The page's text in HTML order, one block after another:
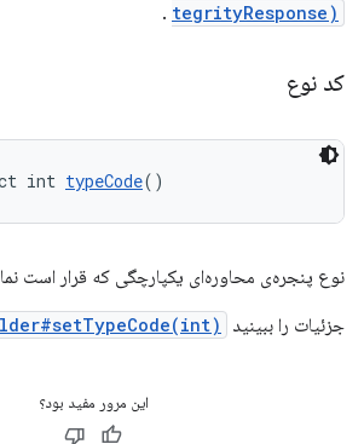
tegrityResponse)
.
کد نوع
int typeCode()
نوع پنجره‌ی محاوره‌ای یکپارچگی که قرار است
جزئیات را ببینید
این مرور مفید بود؟